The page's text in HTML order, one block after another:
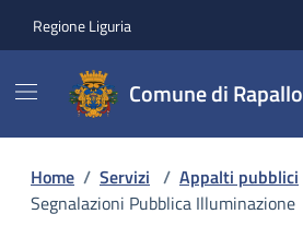
Regione Liguria
Comune di Rapallo
Home / Servizi / Appalti pubblici
Segnalazioni Pubblica Illuminazione